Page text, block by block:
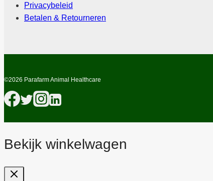
Privacybeleid
Betalen & Retourneren
©2026 Parafarm Animal Healthcare
Bekijk winkelwagen